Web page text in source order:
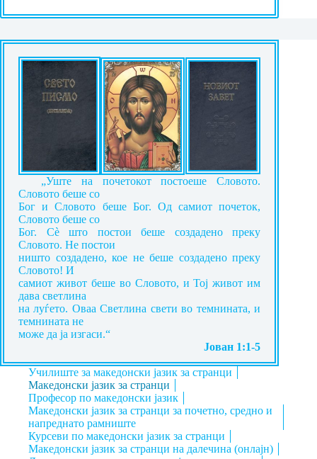
„Уште на почетокот постоеше Словото.
Словото беше со
Бог и Словото беше Бог. Од самиот почеток,
Словото беше со
Бог. Сè што постои беше создадено преку
Словото. Не постои
ништо создадено, кое не беше создадено преку
Словото! И
самиот живот беше во Словото, и Тој живот им
дава светлина
на луѓето. Оваа Светлина свети во темнината, и
темнината не
може да ја изгаси.“
Јован 1:1-5
Училиште за македонски јазик за странци
Mакедонски јазик за странци
Професор по македонски јазик
Mакедонски јазик за странци за почетно, средно и
напреднато рамниште
Курсеви по македонски јазик за странци
Македонски јазик за странци на далечина (онлајн)